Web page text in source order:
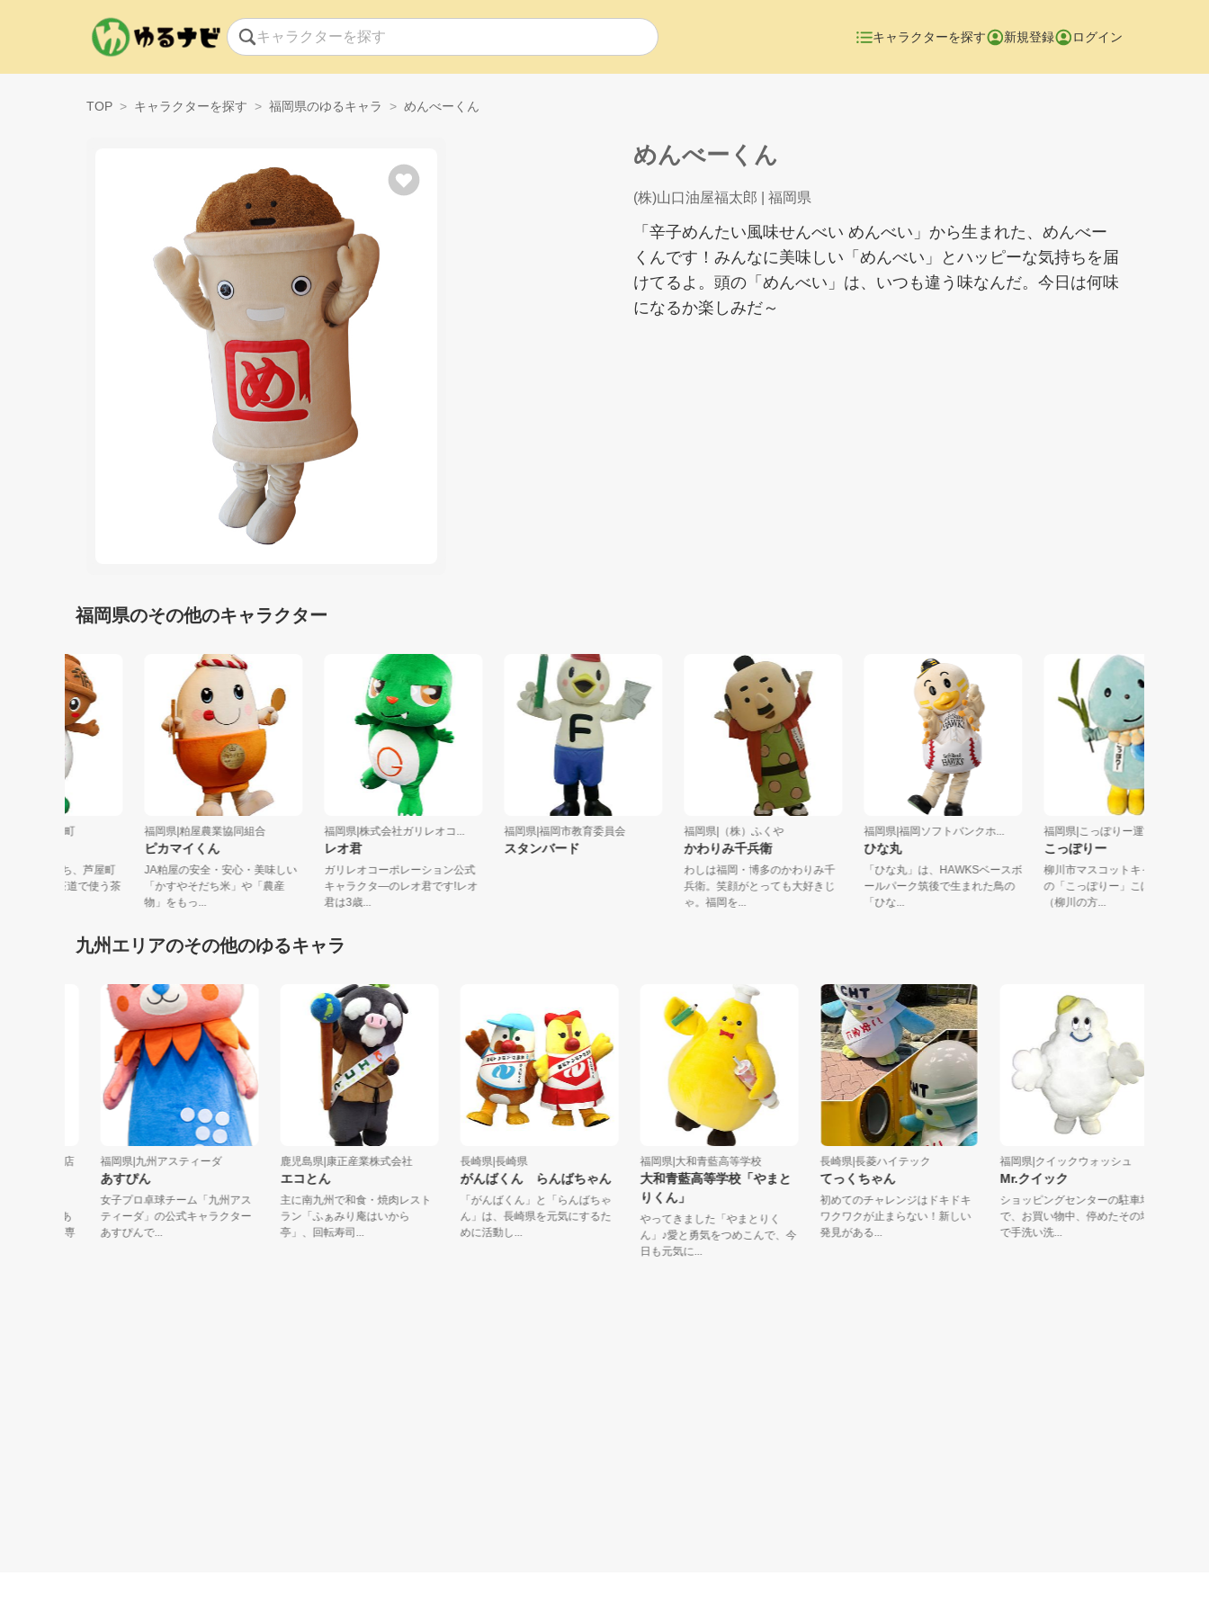
キャラクターを探す 新規登録 ログイン
TOP キャラクターを探す 福岡県のゆるキャラ めんべーくん
めんべーくん
(株)山口油屋福太郎 | 福岡県
「辛子めんたい風味せんべい めんべい」から生まれた、めんべー
くんです！みんなに美味しい「めんべい」とハッピーな気持ちを届
けてるよ。頭の「めんべい」は、いつも違う味なんだ。今日は何味
になるか楽しみだ～
福岡県のその他のキャラクター
県|福岡県 芦屋町
県にある海のまち、芦屋町
ッシーっちゃ♪茶道で使う茶
福岡県|粕屋農業協同組合
ピカマイくん
JA粕屋の安全・安心・美味しい
「かすやそだち米」や「農産
物」をもっ...
福岡県|株式会社ガリレオコ...
レオ君
ガリレオコーポレーション公式
キャラクタ―のレオ君です!レオ
君は3歳...
福岡県|福岡市教育委員会
スタンバード
福岡県|（株）ふくや
かわりみ千兵衛
わしは福岡・博多のかわりみ千
兵衛。笑顔がとっても大好きじ
ゃ。福岡を...
福岡県|福岡ソフトバンクホ...
ひな丸
「ひな丸」は、HAWKSベースボ
ールパーク筑後で生まれた鳥の
「ひな...
福岡県|こっぽりー運営委員会
こっぽりー
柳川市マスコットキャラクタ
の「こっぽりー」こぽらーっ
（柳川の方...
九州エリアのその他のゆるキャラ
福岡県|九州アスティーダ
あすぴん
女子プロ卓球チーム「九州アス
ティーダ」の公式キャラクター
あすぴんで...
鹿児島県|康正産業株式会社
エコとん
主に南九州で和食・焼肉レスト
ラン「ふぁみり庵はいから
亭」、回転寿司...
長崎県|長崎県
がんばくん らんばちゃん
「がんばくん」と「らんばちゃ
ん」は、長崎県を元気にするた
めに活動し...
福岡県|大和青藍高等学校
大和青藍高等学校「やまと
りくん」
やってきました「やまとりく
ん」♪愛と勇気をつめこんで、今
日も元気に...
長崎県|長菱ハイテック
てっくちゃん
初めてのチャレンジはドキドキ
ワクワクが止まらない！新しい
発見がある...
福岡県|クイックウォッシュ
Mr.クイック
ショッピングセンターの駐車場
で、お買い物中、停めたその場
で手洗い洗...